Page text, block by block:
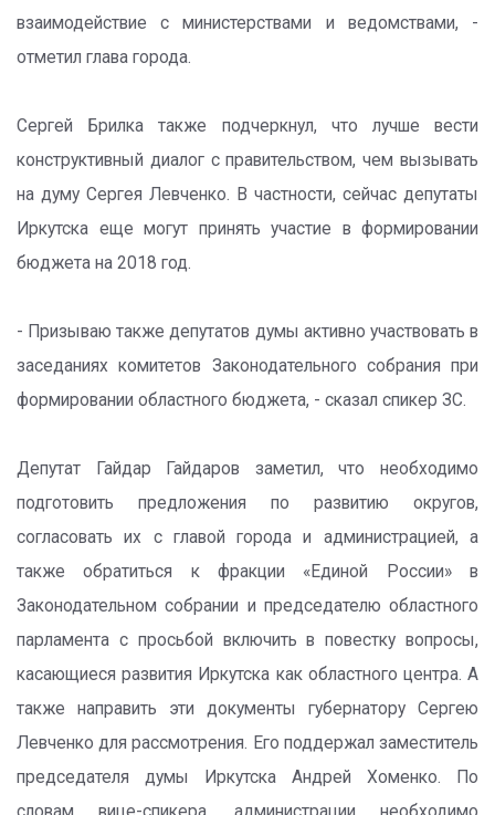
взаимодействие с министерствами и ведомствами, -
отметил глава города.
Сергей Брилка также подчеркнул, что лучше вести
конструктивный диалог с правительством, чем вызывать
на думу Сергея Левченко. В частности, сейчас депутаты
Иркутска еще могут принять участие в формировании
бюджета на 2018 год.
- Призываю также депутатов думы активно участвовать в
заседаниях комитетов Законодательного собрания при
формировании областного бюджета, - сказал спикер ЗС.
Депутат Гайдар Гайдаров заметил, что необходимо
подготовить предложения по развитию округов,
согласовать их с главой города и администрацией, а
также обратиться к фракции «Единой России» в
Законодательном собрании и председателю областного
парламента с просьбой включить в повестку вопросы,
касающиеся развития Иркутска как областного центра. А
также направить эти документы губернатору Сергею
Левченко для рассмотрения. Его поддержал заместитель
председателя думы Иркутска Андрей Хоменко. По